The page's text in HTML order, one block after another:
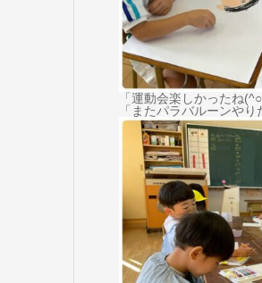
「運動会楽しかったね
「またパラバルーンやり